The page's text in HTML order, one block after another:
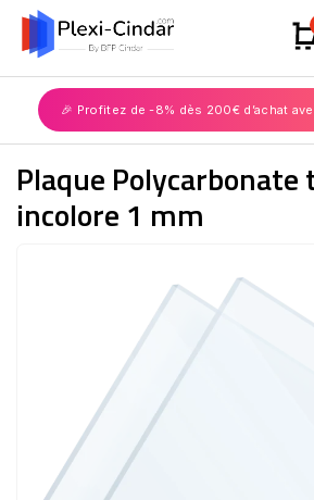
🎉 Profitez de -8% dès 200€ d’achat
Plaque
incolore 1 mm